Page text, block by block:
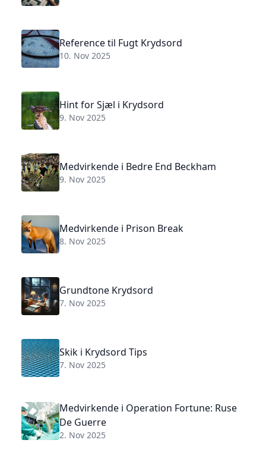
Reference til Fugt Krydsord
10. Nov 2025
Hint for Sjæl i Krydsord
9. Nov 2025
Medvirkende i Bedre End Beckham
9. Nov 2025
Medvirkende i Prison Break
8. Nov 2025
Grundtone Krydsord
7. Nov 2025
Skik i Krydsord Tips
7. Nov 2025
Medvirkende i Operation Fortune: Ruse
De Guerre
2. Nov 2025